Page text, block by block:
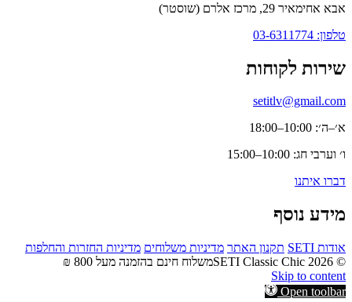
אבא אחימאיר 29, מרכז אלרם (שוסטר)
טלפון: 03-6311774
שירות לקוחות
setitlv@gmail.com
א׳–ה׳: 10:00–18:00
ו׳ וערבי חג: 10:00–15:00
דברו איתנו
מידע נוסף
אודות SETI תקנון האתר מדיניות משלוחים מדיניות החזרות והחלפות
© 2026 SETI Classic Chic
משלוח חינם בהזמנה מעל 800 ₪
Skip to content
Open toolbar